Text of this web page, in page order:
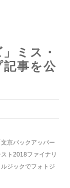
ミス・
記事を公
京バックアッパー
ト2018ファイナリ
ジックでフォトジ